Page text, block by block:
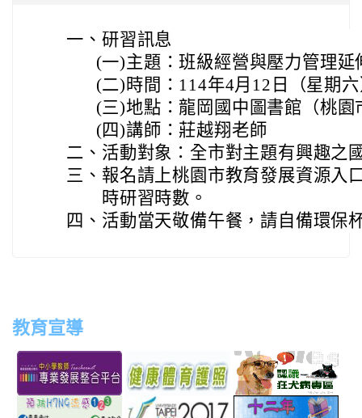
一、 研習訊息
(一)主題：班級經營與壓力管理延
(二) 時間：114年4月12日（星期
(三)地點：龍岡國中圖書館（桃
(四)講師：莊越翔老師
二、 活動對象：全市對主題有興趣之
三、 報名請上桃園市教育發展資源入
時研習時數。
四、 活動當天敬備午餐，請自備環保
教育宣導
to
http://teachernet.moe.edu.tw/MAIN/index.aspx
link
to
https://airtw.epa.gov.tw/
link
to
http://
link
link
link